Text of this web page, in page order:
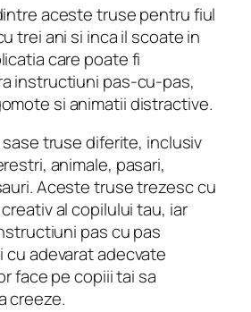
aceste truse pentru fiul
trei ani si inca il scoate in
care poate fi
instructiuni pas-cu-pas,
si animatii distractive.
sase truse diferite, inclusiv
animale, pasari,
Aceste truse trezesc cu
al copilului tau, iar
pas cu pas
cu adevarat adecvate
face pe copiii tai sa
creeze.